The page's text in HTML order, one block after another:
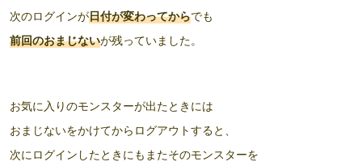
次のログインが日付が変わってからでも
前回のおまじないが残っていました。
お気に入りのモンスターが出たときには
おまじないをかけてからログアウトすると、
次にログインしたときにもまたそのモンスターを